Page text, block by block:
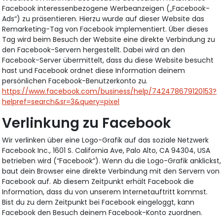
Facebook interessenbezogene Werbeanzeigen („Facebook-
Ads“) zu präsentieren. Hierzu wurde auf dieser Website das
Remarketing-Tag von Facebook implementiert. Über dieses
Tag wird beim Besuch der Website eine direkte Verbindung zu
den Facebook-Servern hergestellt. Dabei wird an den
Facebook-Server übermittelt, dass du diese Website besucht
hast und Facebook ordnet diese Information deinem
persönlichen Facebook-Benutzerkonto zu.
https://www.facebook.com/business/help/742478679120153?
helpref=search&sr=3&query=pixel
Verlinkung zu Facebook
Wir verlinken über eine Logo-Grafik auf das soziale Netzwerk
Facebook Inc., 1601 S. California Ave, Palo Alto, CA 94304, USA
betrieben wird (“Facebook”). Wenn du die Logo-Grafik anklickst,
baut dein Browser eine direkte Verbindung mit den Servern von
Facebook auf. Ab diesem Zeitpunkt erhält Facebook die
Information, dass du von unserem Internetauftritt kommst.
Bist du zu dem Zeitpunkt bei Facebook eingeloggt, kann
Facebook den Besuch deinem Facebook-Konto zuordnen.